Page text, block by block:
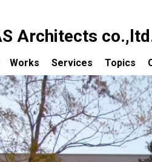
Architects
築工房について
載一覧
Works Services
設計のご依頼について
完成までの流れ
設計料について
Topics
Topics 一
大改造!!
資産価値